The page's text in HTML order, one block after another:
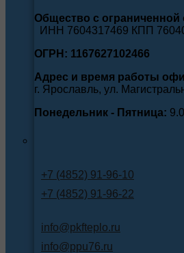
Общество с
ИНН 7604317469 КПП
ОГРН: 1167627102466
Адрес и время работы
г. Ярославль, ул.
Понедельник - Пятница:
+7 (4852) 91-96-10
+7 (4852) 91-96-22
info@pkfteplo.ru
info@ppu76.ru